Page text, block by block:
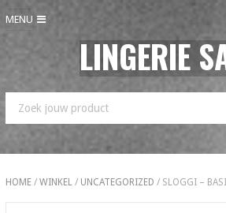
MENU
LINGERIE
HOME/ WINKEL/ UNCATEGORIZED / SLOGGI –